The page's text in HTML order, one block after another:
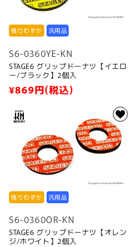
残りわずか 汎用品
S6-0360YE-KN
STAGE6 グリップドーナツ【イエロ
ー/ブラック】2個入
通
価
¥869円(税込)
残りわずか 汎用品
S6-0360OR-KN
STAGE6 グリップドーナツ【オレン
ジ/ホワイト】2個入